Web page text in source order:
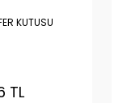
KUTUSU
TL